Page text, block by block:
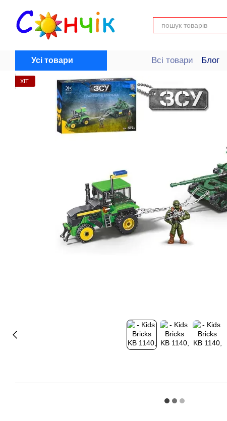
Усі товари Всі товари Блог
ХІТ